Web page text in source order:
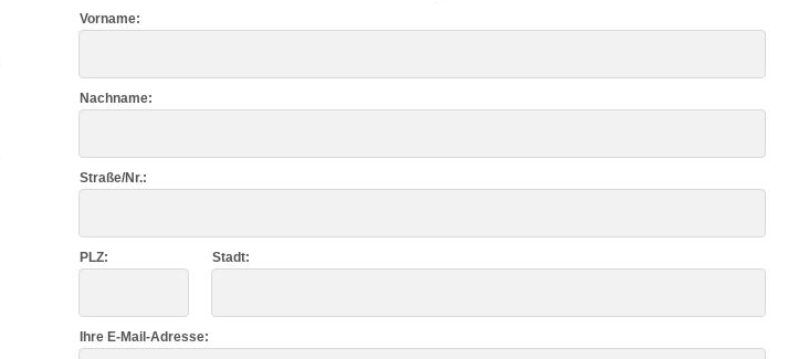
Vorname:
Nachname:
Straße/Nr.:
PLZ: Stadt:
Ihre E-Mail-Adresse: